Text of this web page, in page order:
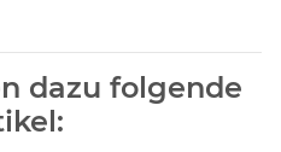
dazu folgende